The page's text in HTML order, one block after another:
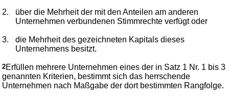
2.
über die Mehrheit der mit den Anteilen am anderen
Unternehmen verbundenen Stimmrechte verfügt oder
3.
die Mehrheit des gezeichneten Kapitals dieses
Unternehmens besitzt.
2Erfüllen mehrere Unternehmen eines der in Satz 1 Nr. 1 bis 3
genannten Kriterien, bestimmt sich das herrschende
Unternehmen nach Maßgabe der dort bestimmten Rangfolge.